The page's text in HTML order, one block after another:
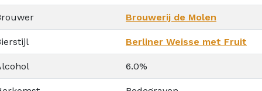
Brouwerij de Molen
Berliner Weisse met Fruit
6.0%